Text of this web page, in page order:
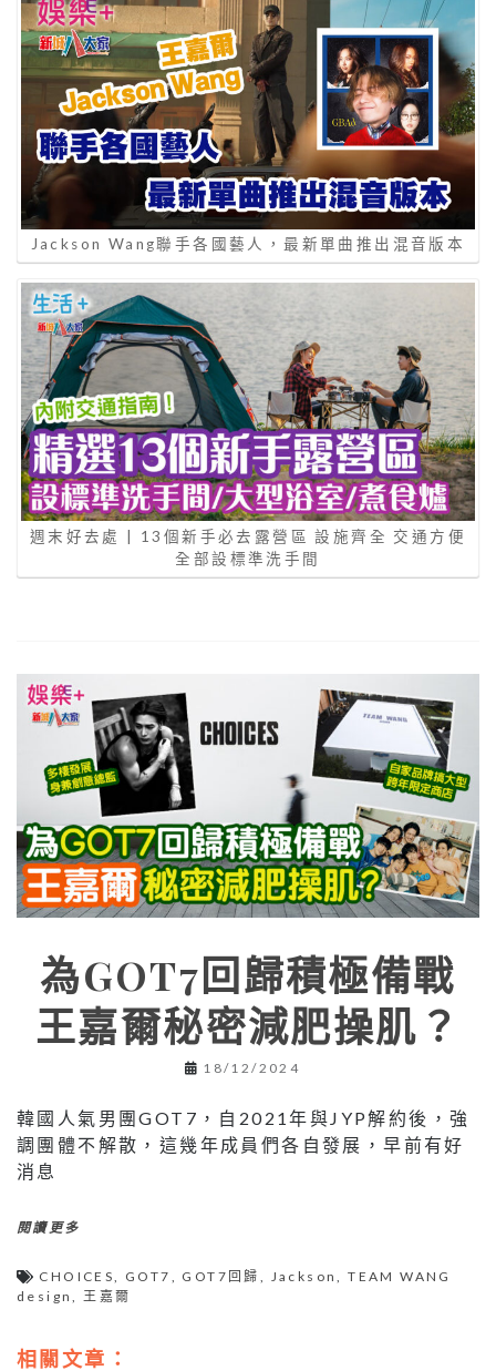
Jackson Wang聯手各國藝人，最新單曲推出混音版本
週末好去處 | 13個新手必去露營區 設施齊全 交通方便
全部設標準洗手間
為GOT7回歸積極備戰
王嘉爾秘密減肥操肌？
18/12/2024
韓國人氣男團GOT7，自2021年與JYP解約後，強
調團體不解散，這幾年成員們各自發展，早前有好
消息
閱讀更多
CHOICES GOT7 GOT7回歸 Jackson ,TEAM WANG
design
王嘉爾
相關文章：